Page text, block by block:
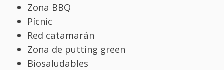
Zona BBQ
Pícnic
Red catamarán
Zona de putting green
Biosaludables